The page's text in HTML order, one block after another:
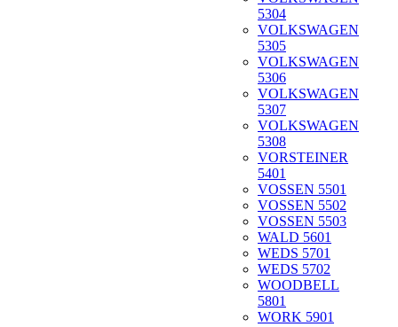
5304
VOLKSWAGEN
5305
VOLKSWAGEN
5306
VOLKSWAGEN
5307
VOLKSWAGEN
5308
VORSTEINER
5401
VOSSEN 5501
VOSSEN 5502
VOSSEN 5503
WALD 5601
WEDS 5701
WEDS 5702
WOODBELL
5801
WORK 5901